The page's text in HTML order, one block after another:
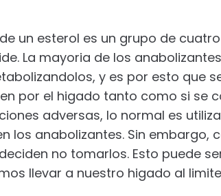
un esterol es un grupo de
La mayoria de los
y es por esto que
por el higado tanto como si se
adversas, lo normal es
los anabolizantes. Sin embargo,
no tomarlos. Esto puede
llevar a nuestro higado al